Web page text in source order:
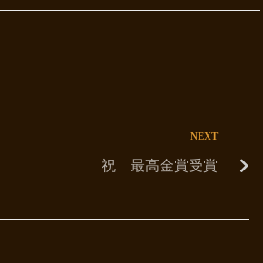
NEXT
祝 最高金賞受賞